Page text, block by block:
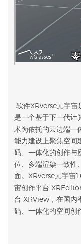
软件XRverse元宇宙
是一个基于下一代计
术为依托的云边端一
能力建设上聚焦空间
码、一体化的创作与
位、多端渲染一致性
面。XRverse元宇宙
宙创作平台
台 XRView，在国内
码、一体化的空间创